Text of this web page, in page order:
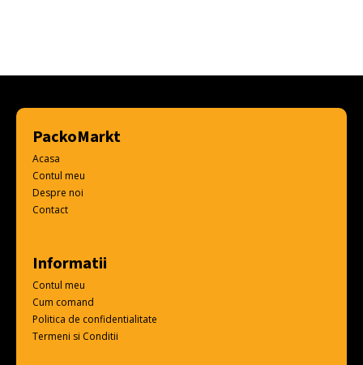
PackoMarkt
Acasa
Contul meu
Despre noi
Contact
Informatii
Contul meu
Cum comand
Politica de confidentialitate
Termeni si Conditii